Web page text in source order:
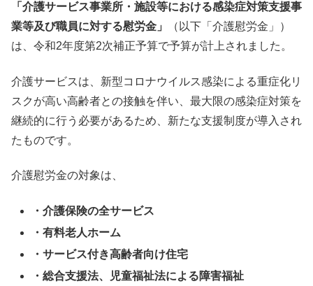
「介護サービス事業所・施設等における感染症対策支援事
業等及び職員に対する慰労金」
（以下「介護慰労金」）
は、令和2年度第2次補正予算で予算が計上されました。
介護サービスは、新型コロナウイルス感染による重症化リ
スクが高い高齢者との接触を伴い、最大限の感染症対策を
継続的に行う必要があるため、新たな支援制度が導入され
たものです。
介護慰労金の対象は、
・介護保険の全サービス
・有料老人ホーム
・サービス付き高齢者向け住宅
・総合支援法、児童福祉法による障害福祉